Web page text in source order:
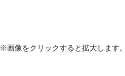
※画像をクリックすると拡大します